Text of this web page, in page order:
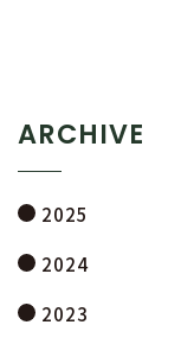
ARCHIVE
2025
2024
2023